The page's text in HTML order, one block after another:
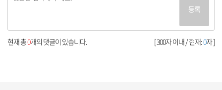
등록
[ 300자 이내 / 현재:0자 ]
현재 총0개의 댓글이 있습니다.